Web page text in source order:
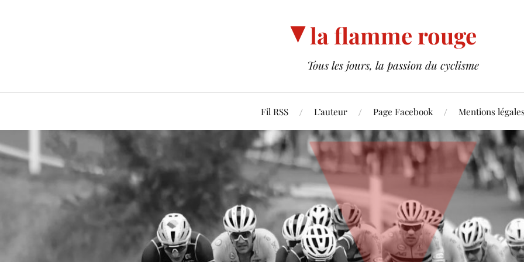
la flamme rouge
Tous les jours, la passion du cyclisme
Fil RSS L’auteur Page Facebook Mentions